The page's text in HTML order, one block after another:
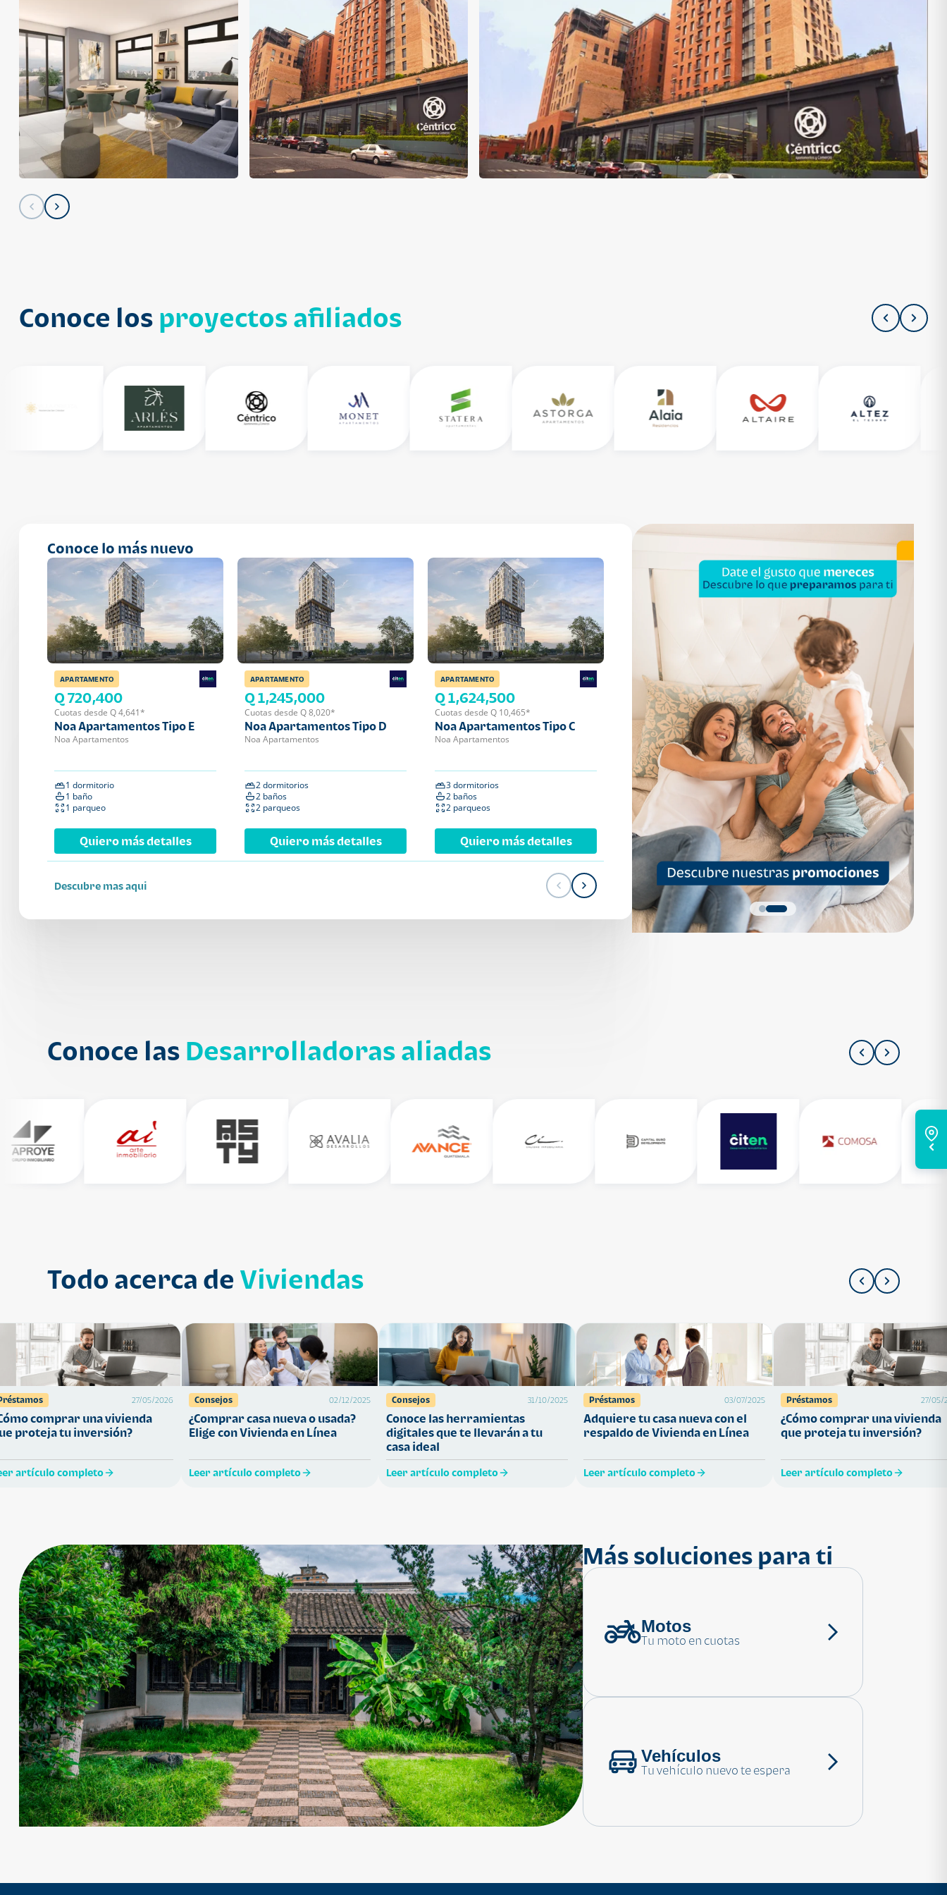
Conoce los proyectos afiliados
Conoce lo más nuevo
APARTAMENTO
Q 720,400
Cuotas desde Q 4,641*
Noa Apartamentos Tipo E
Noa Apartamentos
1 dormitorio
1 baño
1 parqueo
Quiero más detalles
APARTAMENTO
Q 1,245,000
Cuotas desde Q 8,020*
Noa Apartamentos Tipo D
Noa Apartamentos
2 dormitorios
2 baños
2 parqueos
Quiero más detalles
APARTAMENTO
Q 1,624,500
Cuotas desde Q 10,465*
Noa Apartamentos Tipo C
Noa Apartamentos
3 dormitorios
2 baños
2 parqueos
Quiero más detalles
APARTAMENTO
Q 1,136,200
Cuotas desde Q 7,319*
Noa Apartamentos Tipo B
Noa Apartamentos
2 dormitorios
2 baños
1 parqueo
Quiero más detalles
APARTAMENTO
Q 1,559,700
Cuotas desde Q 10,047*
Noa Apartamentos Tipo A
Noa Apartamentos
3 dormitorios
2 baños
2 parqueos
Quiero más detalles
Descubre mas aqui
Conoce las Desarrolladoras aliadas
Todo acerca de Viviendas
27/05/2026
comprar una vivienda
proteja tu inversión?
artículo completo
Consejos 02/12/2025
¿Comprar casa nueva o usada?
Elige con Vivienda en Línea
Leer artículo completo
Consejos 31/10/2025
Conoce las herramientas
digitales que te llevarán a tu
casa ideal
Leer artículo completo
Préstamos 03/07/2025
Adquiere tu casa nueva con el
respaldo de Vivienda en Línea
Leer artículo completo
Préstamos 27/05/
¿Cómo comprar una vivienda
que proteja tu inversión?
Leer artículo completo
Más soluciones para ti
Motos
Tu moto en cuotas
Vehículos
Tu vehículo nuevo te espera